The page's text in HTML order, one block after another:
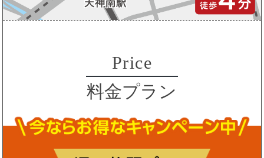
Price
料金プラン